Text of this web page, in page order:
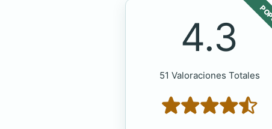
4.3
51 Valoraciones Totales